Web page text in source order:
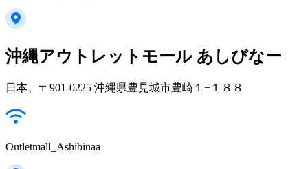
沖縄アウトレットモール あしびなー
日本、〒901-0225 沖縄県豊見城市豊崎１−１８８
Outletmall_Ashibinaa